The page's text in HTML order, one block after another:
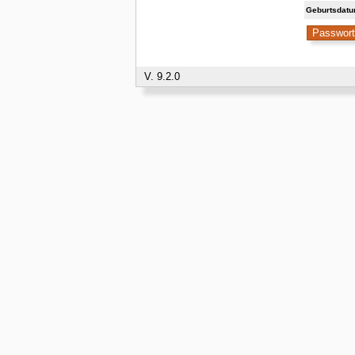
V. 9.2.0